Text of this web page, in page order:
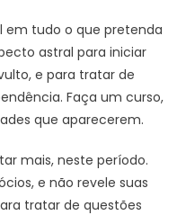
em tudo o que pretenda
astral para iniciar
e para tratar de
Faça um curso,
que aparecerem.
mais, neste período.
e não revele suas
tratar de questões